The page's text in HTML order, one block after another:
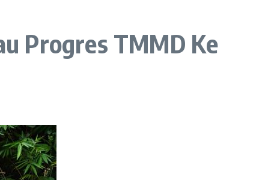
Progres TMMD Ke